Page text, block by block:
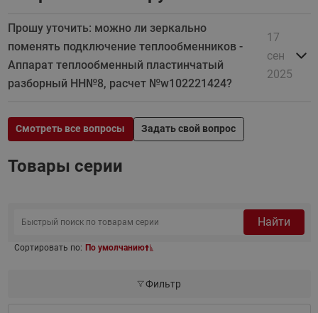
Прошу уточить: можно ли зеркально
поменять подключение теплообменников -
Аппарат теплообменный пластинчатый
разборный НН№8, расчет №w102221424?
17
сен
2025
Смотреть все вопросы Задать свой вопрос
Товары серии
Найти
Сортировать по: По умолчанию
Фильтр